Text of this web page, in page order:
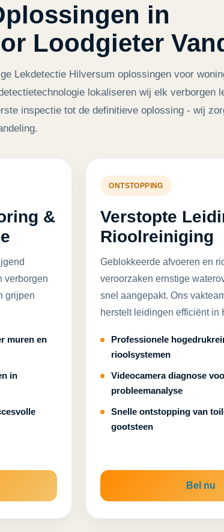
in
Loodgieter
Lekdetectie Hilversum oplossingen voor
lokaliseren wij elk verborgen
inspectie tot de definitieve oplossing - wij
&
verborgen
grijpen
muren en
in
ONTSTOPPING
Verstopte
Rioolreiniging
Geblokkeerde afvoeren en
veroorzaken ernstige
snel aangepakt. Ons
herstelt leidingen efficiënt in
Professionele
rioolsystemen
Videocamera diagnose
probleemanalyse
Snelle ontstopping van
gootsteen
Bel nu